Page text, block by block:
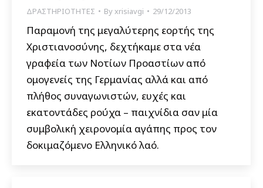
ΔΡΑΣΤΗΡΙΟΤΗΤΕΣ Byxrisiavgi 29/12/2013
Παραμονή της μεγαλύτερης εορτής της
Χριστιανοσύνης, δεχτήκαμε στα νέα
γραφεία των Νοτίων Προαστίων από
ομογενείς της Γερμανίας αλλά και από
πλήθος συναγωνιστών, ευχές και
εκατοντάδες ρούχα – παιχνίδια σαν μία
συμβολική χειρονομία αγάπης προς τον
δοκιμαζόμενο Ελληνικό λαό.